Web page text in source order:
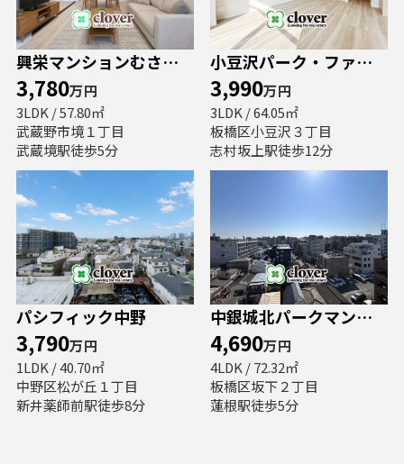
興栄マンションむさしの
3,780万円
3LDK / 57.80㎡
武蔵野市境１丁目
武蔵境駅徒歩5分
小豆沢パーク・ファミリアB棟
3,990万円
3LDK / 64.05㎡
板橋区小豆沢３丁目
志村坂上駅徒歩12分
パシフィック中野
3,790万円
1LDK / 40.70㎡
中野区松が丘１丁目
新井薬師前駅徒歩8分
中銀城北パークマンシオン
4,690万円
4LDK / 72.32㎡
板橋区坂下２丁目
蓮根駅徒歩5分